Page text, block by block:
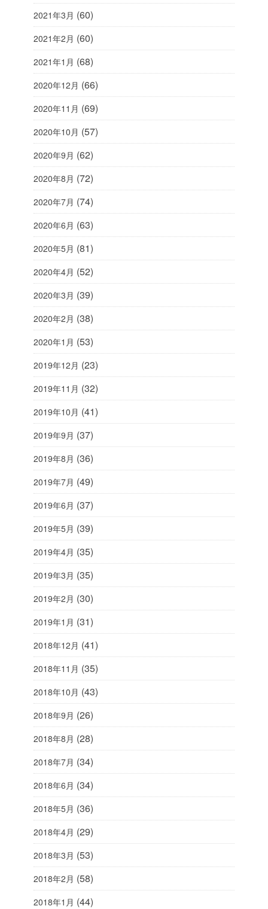
2021年3月 (60)
2021年2月 (60)
2021年1月 (68)
2020年12月 (66)
2020年11月 (69)
2020年10月 (57)
2020年9月 (62)
2020年8月 (72)
2020年7月 (74)
2020年6月 (63)
2020年5月 (81)
2020年4月 (52)
2020年3月 (39)
2020年2月 (38)
2020年1月 (53)
2019年12月 (23)
2019年11月 (32)
2019年10月 (41)
2019年9月 (37)
2019年8月 (36)
2019年7月 (49)
2019年6月 (37)
2019年5月 (39)
2019年4月 (35)
2019年3月 (35)
2019年2月 (30)
2019年1月 (31)
2018年12月 (41)
2018年11月 (35)
2018年10月 (43)
2018年9月 (26)
2018年8月 (28)
2018年7月 (34)
2018年6月 (34)
2018年5月 (36)
2018年4月 (29)
2018年3月 (53)
2018年2月 (58)
2018年1月 (44)